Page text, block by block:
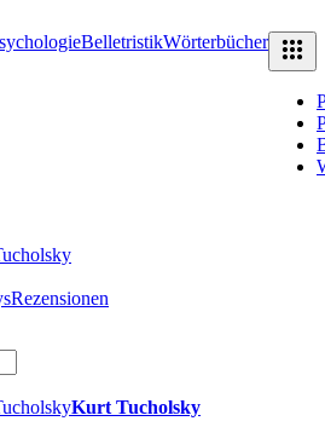
BelletristikWörterbücher
Rezensionen
Kurt Tucholsky